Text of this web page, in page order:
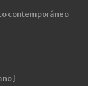
contemporáneo